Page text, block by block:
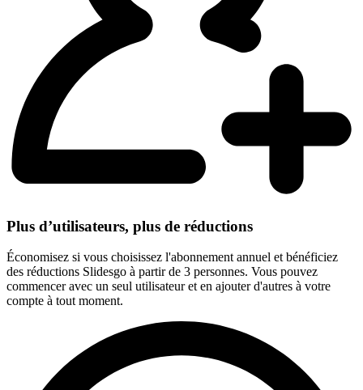
Plus d’utilisateurs, plus de réductions
Économisez si vous choisissez l'abonnement annuel et bénéficiez
des réductions Slidesgo à partir de 3 personnes. Vous pouvez
commencer avec un seul utilisateur et en ajouter d'autres à votre
compte à tout moment.